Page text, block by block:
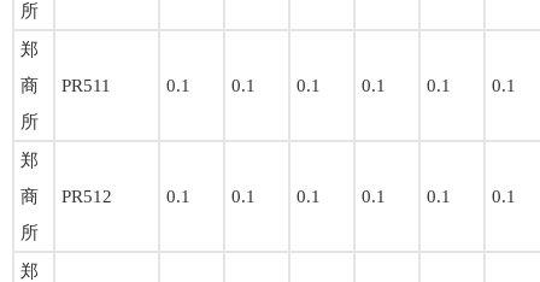
所
郑
商
所
PR511 0.1 0.1 0.1 0.1 0.1 0.1
郑
商
所
PR512 0.1 0.1 0.1 0.1 0.1 0.1
郑